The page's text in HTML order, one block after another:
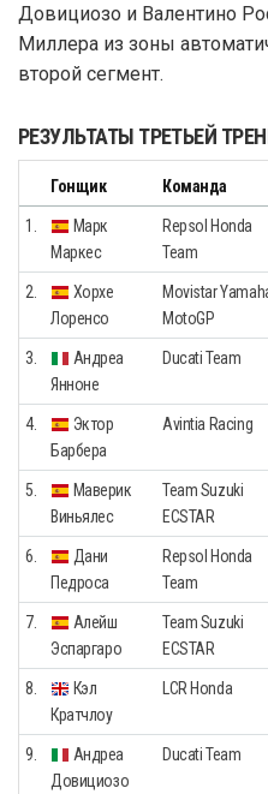
Довициозо и Валентино
Миллера из зоны
второй сегмент.
РЕЗУЛЬТАТЫ ТРЕТЬЕЙ
Гонщик Команда
1.
Марк
Маркес
Repsol Honda
Team
2.
Хорхе
Лоренсо
Movistar
MotoGP
3.
Андреа
Янноне
Ducati Team
4.
Эктор
Барбера
Avintia Racing
5.
Маверик
Виньялес
Team Suzuki
ECSTAR
6.
Дани
Педроса
Repsol Honda
Team
7.
Алейш
Эспаргаро
Team Suzuki
ECSTAR
8.
Кэл
Кратчлоу
LCR Honda
9.
Андреа
Довициозо
Ducati Team